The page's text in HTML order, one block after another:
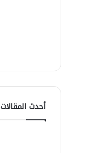
أحدث المقالات